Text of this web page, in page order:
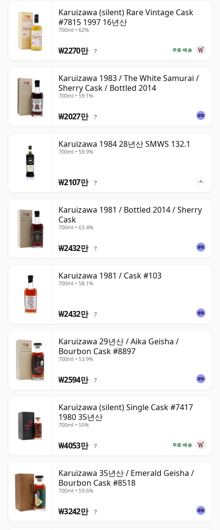
Karuizawa (silent) Rare Vintage Cask
#7815 1997 16년산
700ml • 62%
무료 배송
₩2270만 ?
Karuizawa 1983 / The White Samurai /
Sherry Cask / Bottled 2014
700ml • 59.1%
₩2027만 ?
Karuizawa 1984 28년산 SMWS 132.1
700ml • 59.9%
₩2107만 ?
Karuizawa 1981 / Bottled 2014 / Sherry
Cask
700ml • 63.4%
₩2432만 ?
Karuizawa 1981 / Cask #103
700ml • 58.1%
₩2432만 ?
Karuizawa 29년산 / Aika Geisha /
Bourbon Cask #8897
700ml • 53.9%
₩2594만 ?
Karuizawa (silent) Single Cask #7417
1980 35년산
700ml • 55%
무료 배송
₩4053만 ?
Karuizawa 35년산 / Emerald Geisha /
Bourbon Cask #8518
700ml • 59.6%
₩3242만 ?